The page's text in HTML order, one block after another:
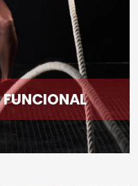
FUNCIONAL